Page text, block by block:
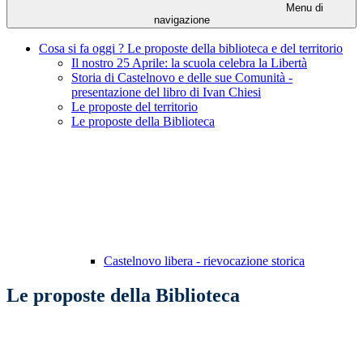
Menu di
navigazione
Cosa si fa oggi ? Le proposte della biblioteca e del territorio
Il nostro 25 Aprile: la scuola celebra la Libertà
Storia di Castelnovo e delle sue Comunità -
presentazione del libro di Ivan Chiesi
Le proposte del territorio
Le proposte della Biblioteca
Castelnovo libera - rievocazione storica
Le proposte della Biblioteca